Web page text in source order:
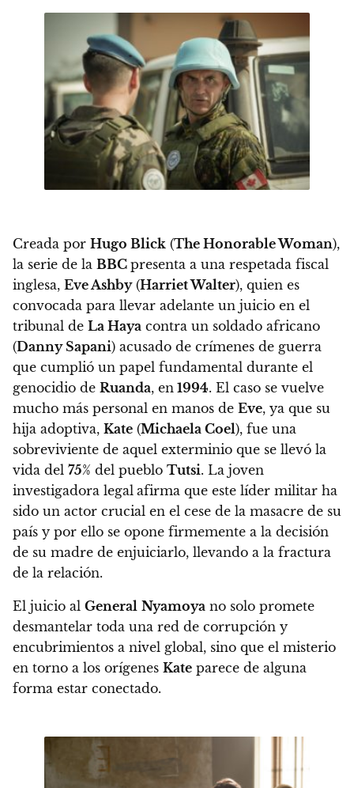
Creada por Hugo Blick (The Honorable Woman),
la serie de la BBC presenta a una respetada fiscal
inglesa, Eve Ashby(Harriet Walter), quien es
convocada para llevar adelante un juicio en el
tribunal de La Haya contra un soldado africano
(Danny Sapani) acusado de crímenes de guerra
que cumplió un papel fundamental durante el
genocidio de Ruanda, en 1994. El caso se vuelve
mucho más personal en manos de Eve, ya que su
hija adoptiva, Kate (Michaela Coel), fue una
sobreviviente de aquel exterminio que se llevó la
vida del 75% del pueblo Tutsi. La joven
investigadora legal afirma que este líder militar ha
sido un actor crucial en el cese de la masacre de su
país y por ello se opone firmemente a la decisión
de su madre de enjuiciarlo, llevando a la fractura
de la relación.
El juicio al General Nyamoya no solo promete
desmantelar toda una red de corrupción y
encubrimientos a nivel global, sino que el misterio
en torno a los orígenes Kate parece de alguna
forma estar conectado.